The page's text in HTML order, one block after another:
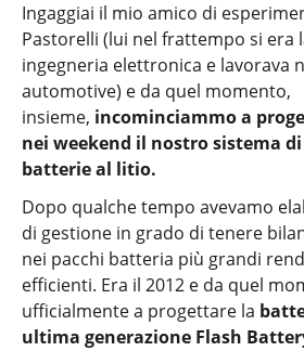
Ingaggiai il mio amico di
Pastorelli (lui nel frattempo si era
ingegneria elettronica e lavorava
automotive) e da quel momento,
insieme, incominciammo a
nei weekend il nostro sistema
batterie al litio.
Dopo qualche tempo avevamo
di gestione in grado di tenere
nei pacchi batteria più grandi
efficienti. Era il 2012 e da quel
ufficialmente a progettare la
ultima generazione Flash